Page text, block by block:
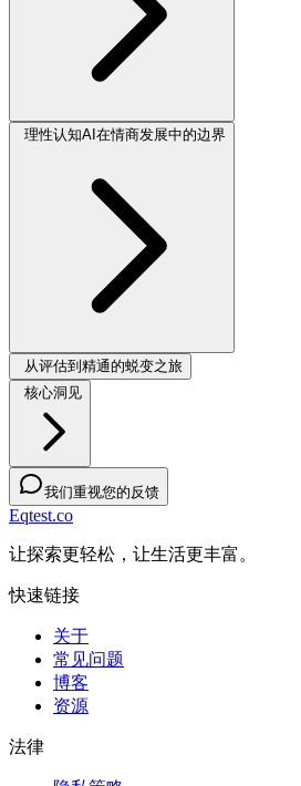
理性认知AI在情商发展中的边界
从评估到精通的蜕变之旅
核心洞见
我们重视您的反馈
Eqtest.co
让探索更轻松，让生活更丰富。
快速链接
关于
常见问题
博客
资源
法律